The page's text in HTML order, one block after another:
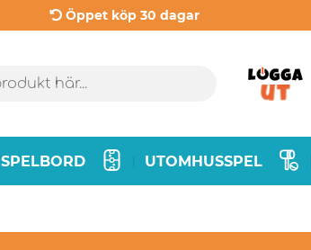
Öppet köp 30 dagar
SPELBORD UTOMHUSSPEL